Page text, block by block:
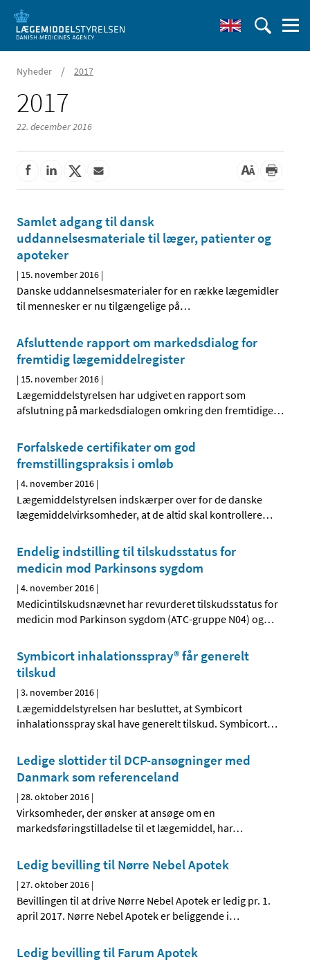
Nyheder / 2017
2017
22. december 2016
Samlet adgang til dansk
uddannelsesmateriale til læger, patienter og
apoteker
| 15. november 2016 |
Danske uddannelsesmaterialer for en række lægemidler
til mennesker er nu tilgængelige på…
Afsluttende rapport om markedsdialog for
fremtidig lægemiddelregister
| 15. november 2016 |
Lægemiddelstyrelsen har udgivet en rapport som
afslutning på markedsdialogen omkring den fremtidige…
Forfalskede certifikater om god
fremstillingspraksis i omløb
|4. november 2016 |
Lægemiddelstyrelsen indskærper over for de danske
lægemiddelvirksomheder, at de altid skal kontrollere…
Endelig indstilling til tilskudsstatus for
medicin mod Parkinsons sygdom
|4. november 2016 |
Medicintilskudsnævnet har revurderet tilskudsstatus for
medicin mod Parkinson sygdom (ATC-gruppe N04) og…
Symbicort inhalationsspray® får generelt
tilskud
|3. november 2016 |
Lægemiddelstyrelsen har besluttet, at Symbicort
inhalationsspray skal have generelt tilskud. Symbicort…
Ledige slottider til DCP-ansøgninger med
Danmark som referenceland
|28. oktober 2016 |
Virksomheder, der ønsker at ansøge om en
markedsføringstilladelse til et lægemiddel, har…
Ledig bevilling til Nørre Nebel Apotek
|27. oktober 2016 |
Bevillingen til at drive Nørre Nebel Apotek er ledig pr. 1.
april 2017. Nørre Nebel Apotek er beliggende i…
Ledig bevilling til Farum Apotek